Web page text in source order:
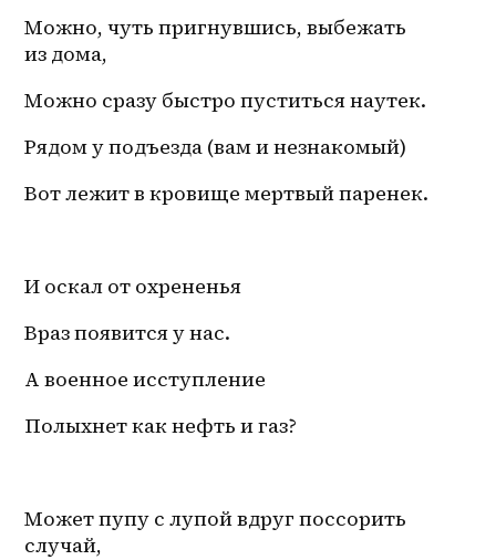
Можно, чуть пригнувшись, выбежать
из дома,
Можно сразу быстро пуститься наутек.
Рядом у подъезда (вам и незнакомый)
Вот лежит в кровище мертвый паренек.
И оскал от охрененья
Враз появится у нас.
А военное исступление
Полыхнет как нефть и газ?
Может пупу с лупой вдруг поссорить
случай,